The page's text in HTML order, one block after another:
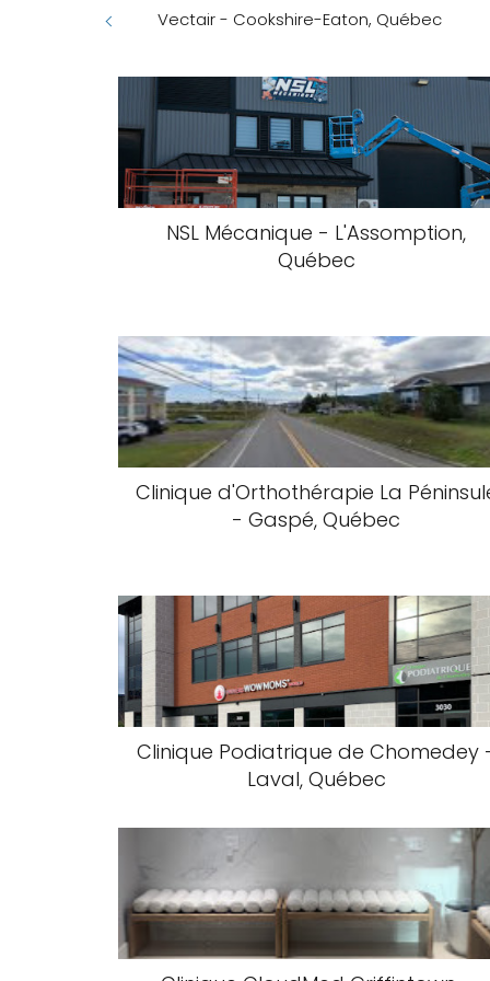
Vectair - Cookshire-Eaton, Québec
NSL Mécanique - L'Assomption,
Québec
Clinique d'Orthothérapie La
- Gaspé, Québec
Clinique Podiatrique de Chomedey
Laval, Québec